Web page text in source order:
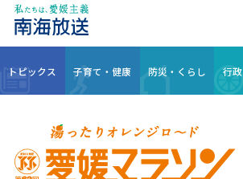
トピックス 子育て・健康 防災・くらし 行